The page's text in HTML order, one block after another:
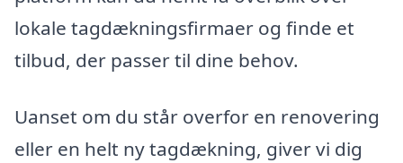
lokale tagdækningsfirmaer og finde et
tilbud, der passer til dine behov.
Uanset om du står overfor en renovering
eller en helt ny tagdækning, giver vi dig